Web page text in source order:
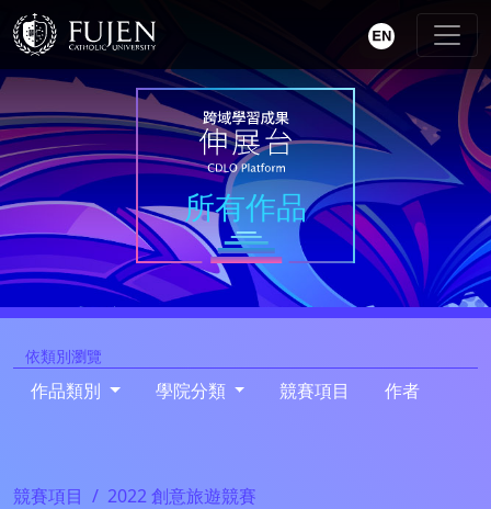
所有作品
依類別瀏覽
作品類別 學院分類 競賽項目 作者
競賽項目 2022 創意旅遊競賽